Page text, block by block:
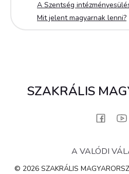
A Szentség
Mit jelent magyarnak lenni?
SZAKRÁLIS
A VALÓDI
© 2026 SZAKRÁLIS